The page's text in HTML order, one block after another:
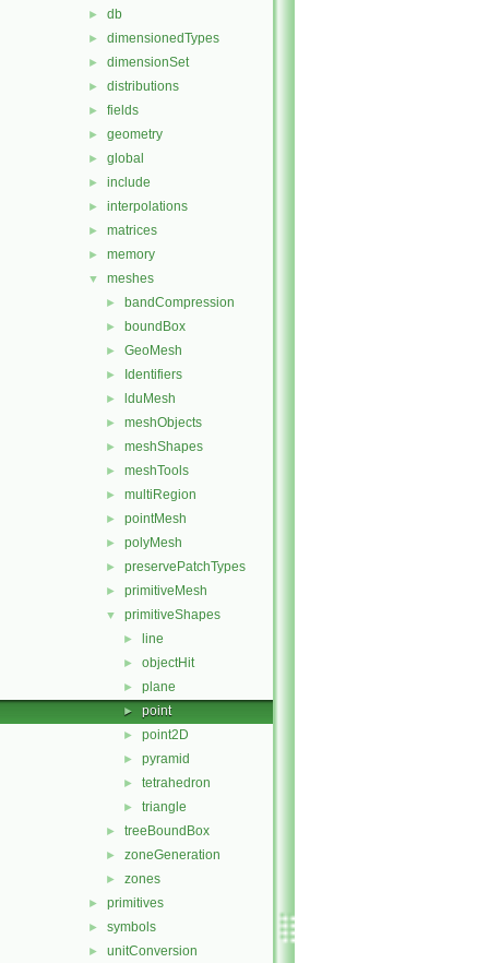
► db
► dimensionedTypes
► dimensionSet
► distributions
► fields
► geometry
► global
► include
► interpolations
► matrices
► memory
▼ meshes
► bandCompression
► boundBox
► GeoMesh
► Identifiers
► lduMesh
► meshObjects
► meshShapes
► meshTools
► multiRegion
► pointMesh
► polyMesh
► preservePatchTypes
► primitiveMesh
▼ primitiveShapes
► line
► objectHit
► plane
► point
► point2D
► pyramid
► tetrahedron
► triangle
► treeBoundBox
► zoneGeneration
► zones
► primitives
► symbols
► unitConversion